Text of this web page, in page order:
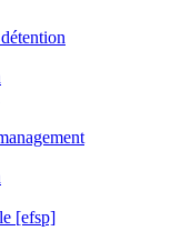
[efsp]